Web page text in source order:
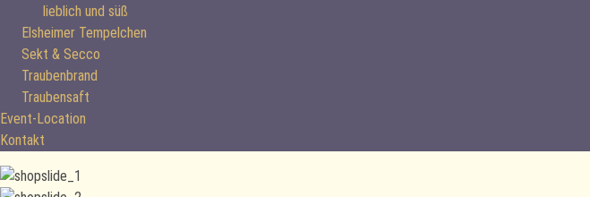
lieblich und süß
Elsheimer Tempelchen
Sekt & Secco
Traubenbrand
Traubensaft
Event-Location
Kontakt